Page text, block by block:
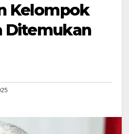
Kelompok
Ditemukan